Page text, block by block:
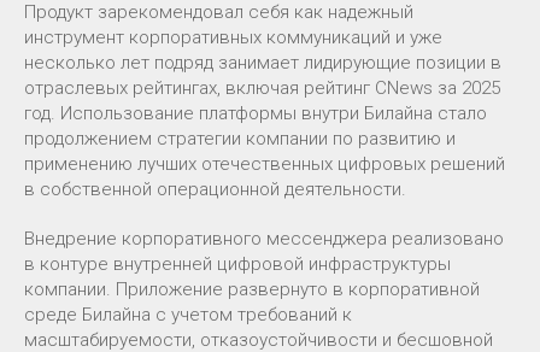
Продукт зарекомендовал себя как надежный
инструмент корпоративных коммуникаций и уже
несколько лет подряд занимает лидирующие позиции в
отраслевых рейтингах, включая рейтинг CNews за 2025
год. Использование платформы внутри Билайна стало
продолжением стратегии компании по развитию и
применению лучших отечественных цифровых решений
в собственной операционной деятельности.
Внедрение корпоративного мессенджера реализовано
в контуре внутренней цифровой инфраструктуры
компании. Приложение развернуто в корпоративной
среде Билайна с учетом требований к
масштабируемости, отказоустойчивости и бесшовной